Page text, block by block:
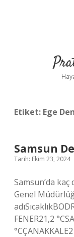
Etiket: Ege
Samsun
Tarih: Ekim 23, 2024
Samsun’da
Genel
FENER21,2